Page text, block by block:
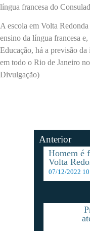
língua francesa do
A escola em Volta
ensino da língua francesa
Educação, há a previsão
em todo o Rio de Janeiro
Divulgação)
Anterior
Homem é
Volta
07/12/2022